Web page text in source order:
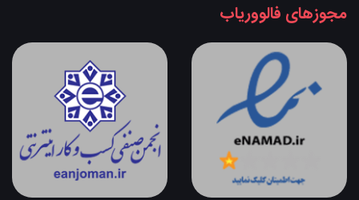
مجوزهای فالووریاب